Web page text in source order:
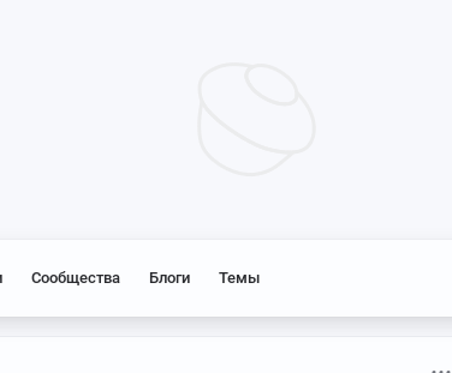
Сообщества Блоги Темы